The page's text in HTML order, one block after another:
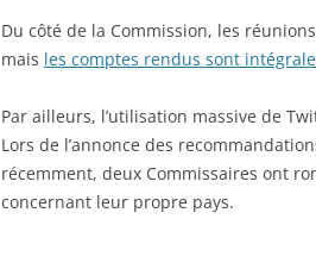
Du côté de la Commission, les
mais les comptes rendus sont
Par ailleurs, l’utilisation massive de
Lors de l’annonce des
récemment, deux Commissaires ont
concernant leur propre pays.